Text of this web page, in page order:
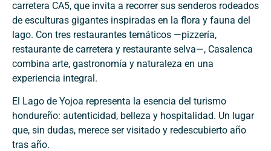
carretera CA5, que invita a recorrer sus senderos rodeados
de esculturas gigantes inspiradas en la flora y fauna del
lago. Con tres restaurantes temáticos —pizzería,
restaurante de carretera y restaurante selva—, Casalenca
combina arte, gastronomía y naturaleza en una
experiencia integral.
El Lago de Yojoa representa la esencia del turismo
hondureño: autenticidad, belleza y hospitalidad. Un lugar
que, sin dudas, merece ser visitado y redescubierto año
tras año.